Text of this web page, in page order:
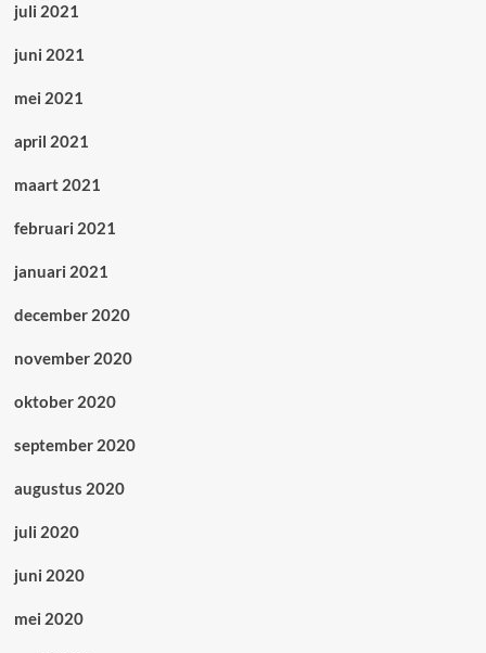
juli 2021
juni 2021
mei 2021
april 2021
maart 2021
februari 2021
januari 2021
december 2020
november 2020
oktober 2020
september 2020
augustus 2020
juli 2020
juni 2020
mei 2020